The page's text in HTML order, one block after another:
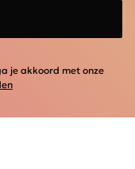
je akkoord met onze